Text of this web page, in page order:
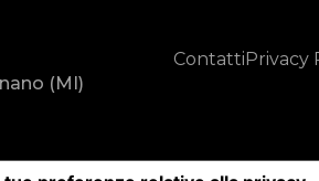
(MI)
ContattiPrivacy